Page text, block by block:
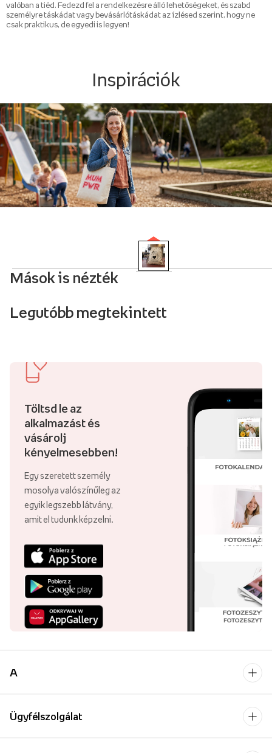
valóban a tiéd. Fedezd fel a rendelkezésre álló lehetőségeket, és szabd
személyre táskádat vagy bevásárlótáskádat az ízlésed szerint, hogy ne
csak praktikus, de egyedi is legyen!
Inspirációk
Mások is nézték
Legutóbb megtekintett
Töltsd le az
alkalmazást és
vásárolj
kényelmesebben!
Egy szeretett személy
mosolya valószínűleg az
egyik legszebb látvány,
amit el tudunk képzelni.
A
Ügyfélszolgálat